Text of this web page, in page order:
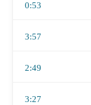
0:53
3:57
2:49
3:27